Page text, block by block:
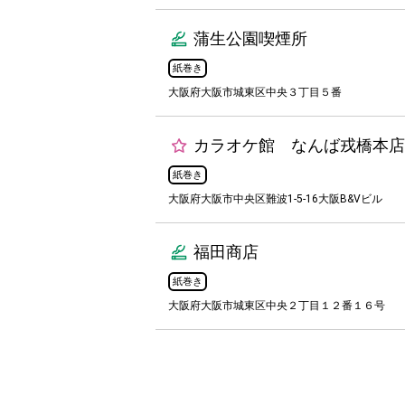
蒲生公園喫煙所
紙巻き
大阪府大阪市城東区中央３丁目５番
カラオケ館 なんば戎橋本店
紙巻き
大阪府大阪市中央区難波1-5-16大阪B&Vビル
福田商店
紙巻き
大阪府大阪市城東区中央２丁目１２番１６号